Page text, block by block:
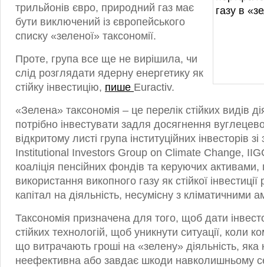
трильйонів євро, природний газ має
бути виключений із європейського
списку «зеленої» таксономії.
Проте, група все ще не вирішила, чи
слід розглядати ядерну енергетику як
стійку інвестицію, пише Euractiv.
«Зелена» таксономія – це перелік стійких видів
потрібно інвестувати задля досягнення
відкритому листі група інституційних інвесторів
Institutional Investors Group on Climate Change,
коаліція пенсійних фондів та керуючих
використання викопного газу як стійкої
капітал на діяльність, несумісну з кліматичними
Таксономія призначена для того, щоб дати
стійких технологій, щоб уникнути ситуації, коли
що витрачають гроші на «зелену» діяльність, яка
неефективна або завдає шкоди навколишньому